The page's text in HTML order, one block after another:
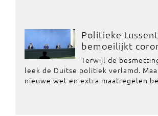
Politieke
bemoeilijkt
Terwijl de
leek de Duitse politiek verlamd.
nieuwe wet en extra maatregelen